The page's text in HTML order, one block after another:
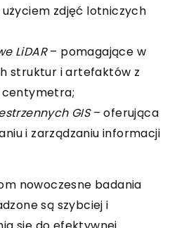
zdjęć lotniczych
LiDAR– pomagające w
struktur i artefaktów z
centymetra;
GIS– oferująca
i zarządzaniu informacji
nowoczesne badania
są szybciej i